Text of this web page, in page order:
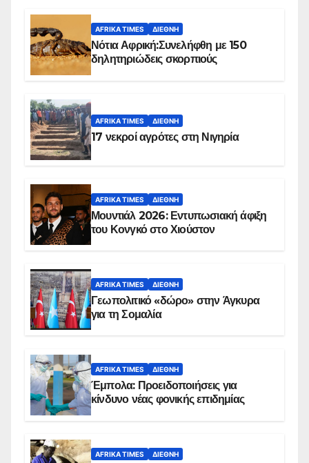
AFRIKA TIMES ΔΙΕΘΝΉ
Νότια Αφρική:Συνελήφθη με 150
δηλητηριώδεις σκορπιούς
AFRIKA TIMES ΔΙΕΘΝΉ
17 νεκροί αγρότες στη Νιγηρία
AFRIKA TIMES ΔΙΕΘΝΉ
Μουντιάλ 2026: Εντυπωσιακή άφιξη
του Κονγκό στο Χιούστον
AFRIKA TIMES ΔΙΕΘΝΉ
Γεωπολιτικό «δώρο» στην Άγκυρα
για τη Σομαλία
AFRIKA TIMES ΔΙΕΘΝΉ
Έμπολα: Προειδοποιήσεις για
κίνδυνο νέας φονικής επιδημίας
AFRIKA TIMES ΔΙΕΘΝΉ